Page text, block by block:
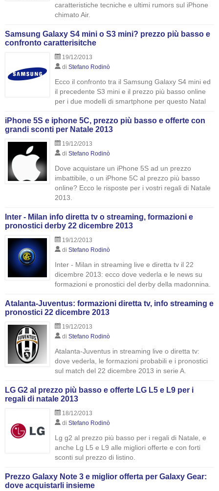
caratteristiche tecniche e ultimi rumors sul iPhone
chimato Air.
Samsung Galaxy S4 mini o S3 mini? prezzo più basso e
confronto caratterisitche
19/12/2013
di Stefano Rodinò
Ecco il confronto tra il Samsung Galaxy S4 mini ed
il precedente S3 mini e il prezzo più basso online
per i due modelli di smartphone per questo Natal
iPhone 5S e iphone 5C, prezzo più basso e offerte con
grandi sconti per Natale 2013
19/12/2013
di Stefano Rodinò
Dove acquistare un iPhone 5S ad un prezzo
imbattibile, o un iPhone 5C al prezzo più basso
online? Ecco le risposte per i vostri regali di Natale
2013.
Inter - Milan info diretta tv o streaming, formazioni e
pronostici derby 22 dicembre 2013
19/12/2013
di Stefano Rodinò
Inter - Milan in streaming live e diretta tv il 22
dicembre 2013: ecco dove vederla e le news su
formazioni e pronostici del derby della madonnina.
Atalanta-Juventus: formazioni diretta tv, info streaming e
pronostici 22 dicembre 2013
19/12/2013
di Stefano Rodinò
Atalanta-Juventus in streaming live o diretta tv:
dove vederla, le formazioni probabili e i pronostici
sul match del 22 dicembre 2013 in serie A.
LG G2 al prezzo più basso e offerte LG L5 e L9 per i
regali di natale 2013
18/12/2013
di Stefano Rodinò
Lg g2 al prezzo più basso per i regali di Natale, e
anche Lg L5 e L9 alle migliori offerte e con forti
sconti sul prezzo di listino.
Prezzo Galaxy Note 3 e miglior offerta per Galaxy Gear:
dove acquistarli insieme